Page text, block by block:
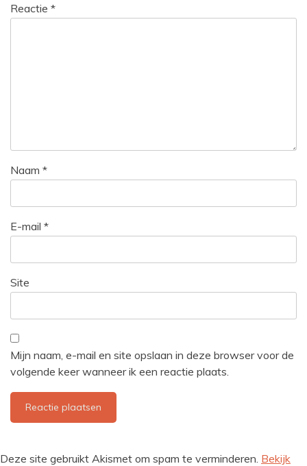
Reactie *
Naam *
E-mail *
Site
Mijn naam, e-mail en site opslaan in deze browser voor de
volgende keer wanneer ik een reactie plaats.
Deze site gebruikt Akismet om spam te verminderen. Bekijk